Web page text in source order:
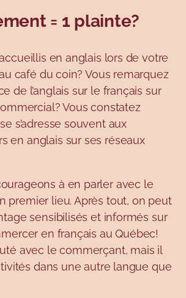
= 1 plainte?
en anglais lors de votre
café du coin? Vous remarquez
de l’anglais sur le français sur
Vous constatez
s’adresse souvent aux
en anglais sur ses réseaux
à en parler avec le
premier lieu. Après tout, on peut
sensibilisés et informés sur
en français au Québec!
avec le commerçant, mais il
dans une autre langue que